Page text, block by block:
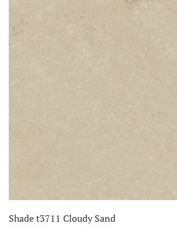
Shade t3711 Cloudy Sand